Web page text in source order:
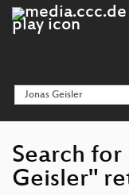
Search for
Geisler"